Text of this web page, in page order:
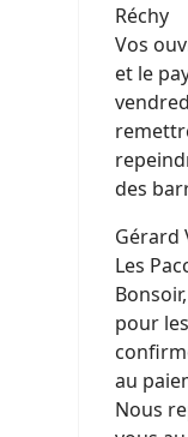
Réchy
Vos
et le
des
Gérard
Les
pour
au
Nous